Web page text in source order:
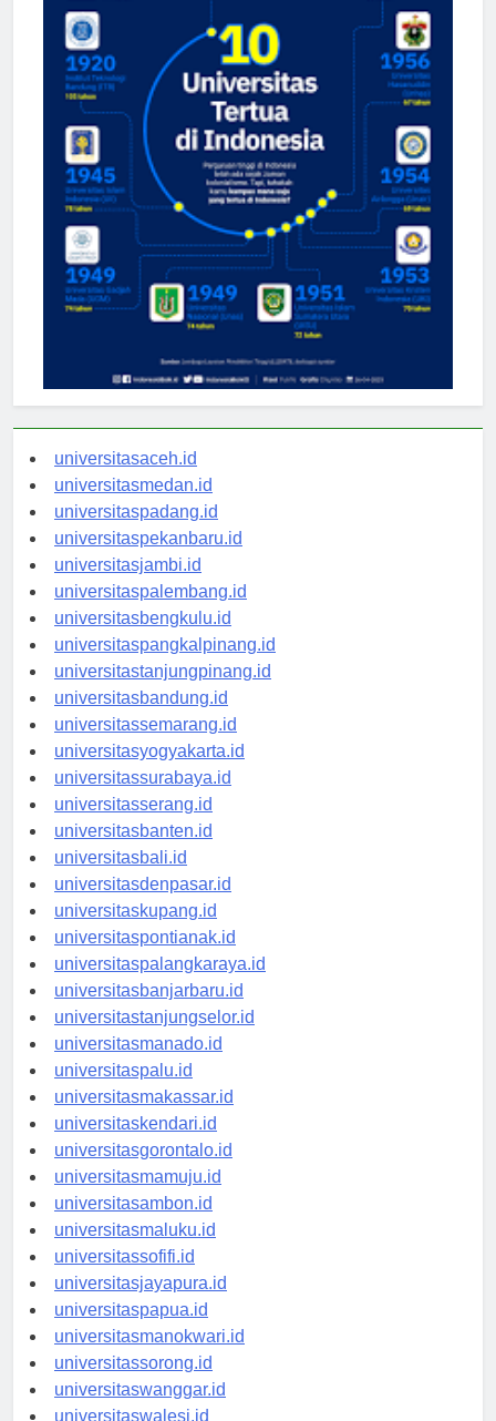
universitasaceh.id
universitasmedan.id
universitaspadang.id
universitaspekanbaru.id
universitasjambi.id
universitaspalembang.id
universitasbengkulu.id
universitaspangkalpinang.id
universitastanjungpinang.id
universitasbandung.id
universitassemarang.id
universitasyogyakarta.id
universitassurabaya.id
universitasserang.id
universitasbanten.id
universitasbali.id
universitasdenpasar.id
universitaskupang.id
universitaspontianak.id
universitaspalangkaraya.id
universitasbanjarbaru.id
universitastanjungselor.id
universitasmanado.id
universitaspalu.id
universitasmakassar.id
universitaskendari.id
universitasgorontalo.id
universitasmamuju.id
universitasambon.id
universitasmaluku.id
universitassofifi.id
universitasjayapura.id
universitaspapua.id
universitasmanokwari.id
universitassorong.id
universitaswanggar.id